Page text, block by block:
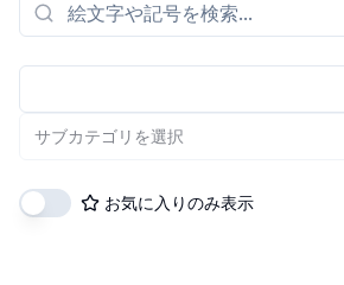
サブカテゴリを選択
お気に入りのみ表示